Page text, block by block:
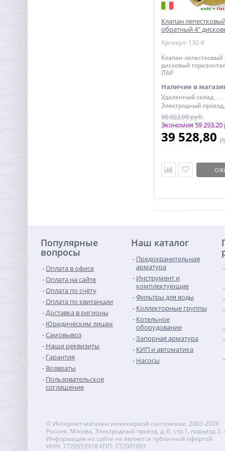
Клапан лепестковый
обратный 4"
Артикул: 130 4'
Клапан
дисковый
ITAP
Наличие в
Удаленный склад
98 822,00 руб.
Экономия 59 293,20
39 528,80
Популярные
вопросы
Оплата в офисе
Оплата на сайте
Оплата по счёту
Оплата по квитанции
Доставка в регионы
Юридическим лицам
Самовывоз
Наши реквизиты
Гарантия
Возвраты
Пользовательское
соглашение
Наш каталог
Предохранительная
арматура
Инструмент и
комплектующие
Фильтры для воды
Коллекторные группы
Котельное
оборудование
Запорная арматура
КИП и автоматика
Насосы
© Интернет-магазин инженерной сантехники, 2003-2026
Россия, Москва, Электродный проезд, д. 6, стр.1, подъезд 2,
Информация на сайте не является публичной офертой.
ИНН: 7720553918 КПП: 772001001